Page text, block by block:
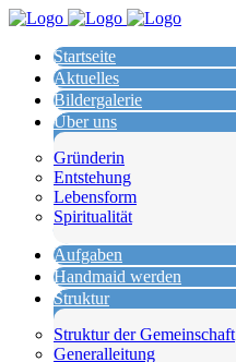
Startseite
Aktuelles
Bildergalerie
Über uns
Gründerin
Entstehung
Lebensform
Spiritualität
Aufgaben
Handmaid werden
Struktur
Struktur der Gemeinschaft
Generalleitung